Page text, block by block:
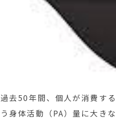
過去50年間、個人が消費す
う身体活動（PA）量に大き